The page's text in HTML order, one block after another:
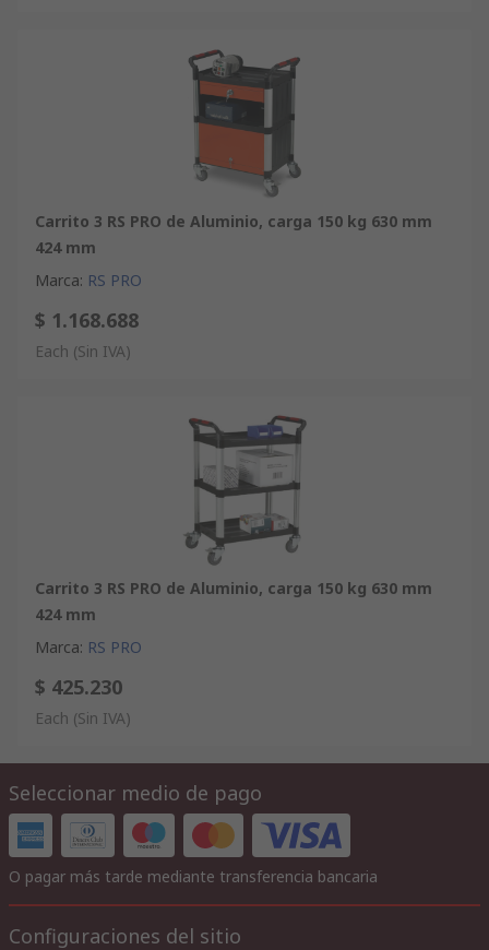
Carrito 3 RS PRO de Aluminio, carga 150 kg 630 mm
424 mm
Marca: RS PRO
$ 1.168.688
Each (Sin IVA)
Carrito 3 RS PRO de Aluminio, carga 150 kg 630 mm
424 mm
Marca: RS PRO
$ 425.230
Each (Sin IVA)
Seleccionar medio de pago
O pagar más tarde mediante transferencia bancaria
Configuraciones del sitio